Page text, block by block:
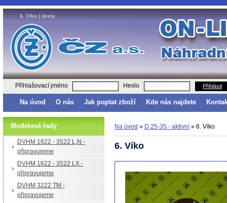
6. Víko | desta
Přihlašovací jméno Heslo Přihlásit
Na úvod O nás Jak poptat zboží Kde nás najdete
Modelové řady
DVHM 1622 - 3522 L,N -
připravujeme
DVHM 1622 - 3522 LX -
připravujeme
DVHM 3222 TM -
připravujeme
Na úvod » D 25-35 - aktivní » 6. Víko
6. Víko